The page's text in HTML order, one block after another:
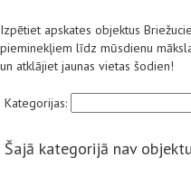
Izpētiet apskates objektus
pieminekļiem līdz mūsdienu
un atklājiet jaunas vietas šodien!
Kategorijas:
Šajā kategorijā nav objektu